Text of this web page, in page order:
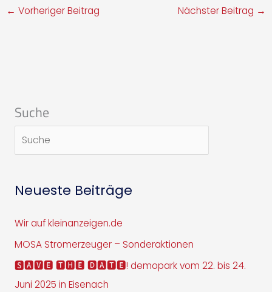
← Vorheriger Beitrag Nächster Beitrag →
Suche
Neueste Beiträge
Wir auf kleinanzeigen.de
MOSA Stromerzeuger – Sonderaktionen
🆂🅰🆅🅴 🆃🅷🅴 🅳🅰🆃🅴! demopark vom 22. bis 24.
Juni 2025 in Eisenach